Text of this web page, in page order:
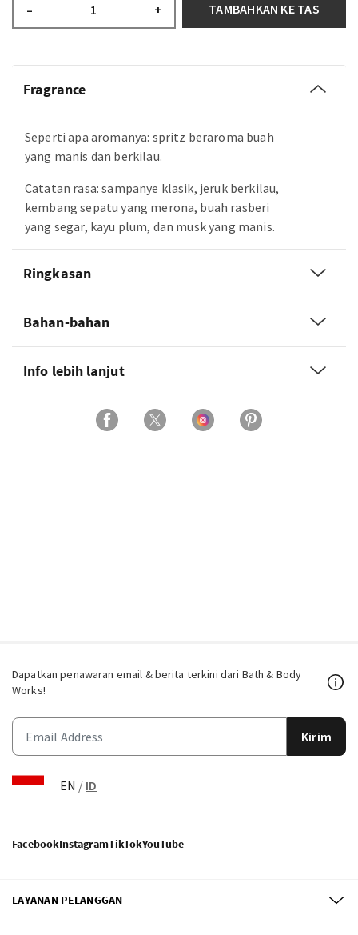
– + TAMBAHKAN KE TAS
Fragrance
Seperti apa aromanya: spritz beraroma buah
yang manis dan berkilau.
Catatan rasa: sampanye klasik, jeruk berkilau,
kembang sepatu yang merona, buah rasberi
yang segar, kayu plum, dan musk yang manis.
Ringkasan
Bahan-bahan
Info lebih lanjut
Dapatkan penawaran email & berita terkini dari Bath & Body
Works!
Kirim
EN / ID
FacebookInstagramTikTokYouTube
LAYANAN PELANGGAN